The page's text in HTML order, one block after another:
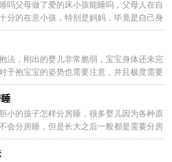
2024-05-28
吗父母做了爱的床小孩能睡吗，父母人在自
分的在意小孩，特别是妈妈，毕竟是自己身
就会有很多的顾虑，就比如说父母...
2024-05-28
法，刚出的婴儿非常脆弱，宝宝身体还未完
于抱宝宝的姿势也需要注意，并且极度需要
宝。下面一起来看看新生儿的抱法...
2024-05-28
小的孩子怎样分房睡，很多婴儿因为各种原
会分房睡，但是长大之后一般都是需要分房
独立，下面看看胆小的孩子怎...